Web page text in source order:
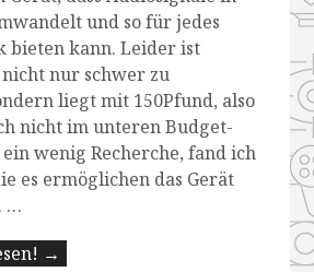
und so für jedes
bieten kann. Leider ist
nur schwer zu
liegt mit 150Pfund, also
nicht im unteren Budget-
wenig Recherche, fand ich
es ermöglichen das Gerät
…
→